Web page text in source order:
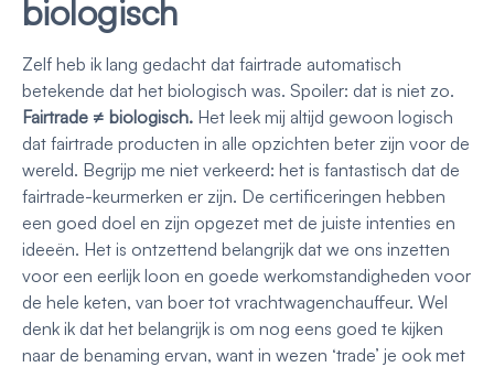
biologisch
Zelf heb ik lang gedacht dat fairtrade automatisch
betekende dat het biologisch was. Spoiler: dat is niet zo.
Fairtrade ≠ biologisch. Het leek mij altijd gewoon logisch
dat fairtrade producten in alle opzichten beter zijn voor de
wereld. Begrijp me niet verkeerd: het is fantastisch dat de
fairtrade-keurmerken er zijn. De certificeringen hebben
een goed doel en zijn opgezet met de juiste intenties en
ideeën. Het is ontzettend belangrijk dat we ons inzetten
voor een eerlijk loon en goede werkomstandigheden voor
de hele keten, van boer tot vrachtwagenchauffeur. Wel
denk ik dat het belangrijk is om nog eens goed te kijken
naar de benaming ervan, want in wezen ‘trade’ je ook met